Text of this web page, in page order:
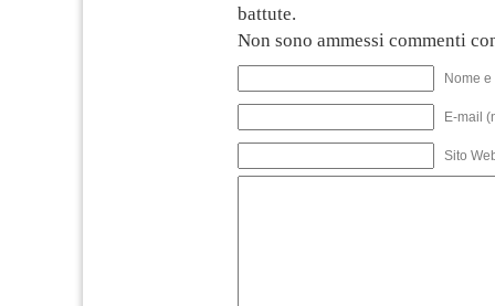
battute.
Non sono ammessi commenti
Nome
E-mail
Sito